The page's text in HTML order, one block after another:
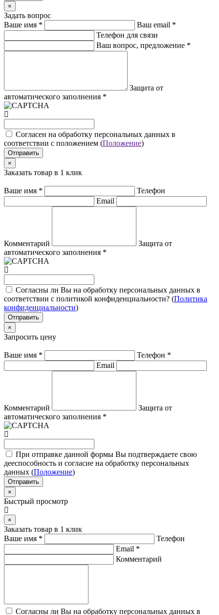
×
Задать вопрос
Ваше имя * Ваш email *
Телефон для связи
Ваш вопрос, предложение *
Защита от
автоматического заполнения *
Cогласен на обработку персональных данных в
соответствии с положением (Положение)
Отправить
×
Заказать товар в 1 клик
Ваше имя *
Телефон
Email
Комментарий
Защита от
автоматического заполнения *
Согласны ли Вы на обработку персональных данных в
соответствии с политикой конфиденциальности? (Политика
конфиденциальности)
Отправить
×
Запросить цену
Ваше имя * Телефон *
Email
Комментарий
Защита от
автоматического заполнения *
При отправке данной формы Вы подтверждаете свою
дееспособность и согласие на обработку персональных
данных (Положение)
Отправить
×
Быстрый просмотр
×
Заказать товар в 1 клик
Ваше имя *
Телефон
Email *
Комментарий
Согласны ли Вы на обработку персональных данных в